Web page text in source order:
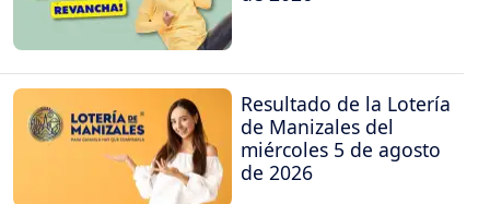
Resultado de la Lotería
de Manizales del
miércoles 5 de agosto
de 2026